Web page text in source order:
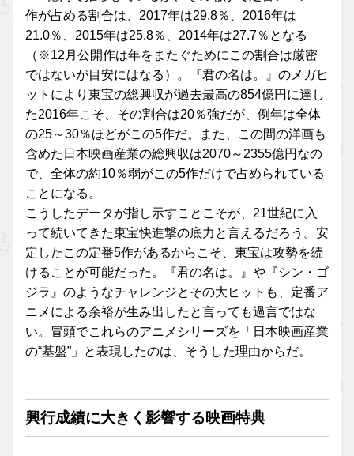
作が占める割合は、2017年は29.8％、2016年は
21.0％、2015年は25.8％、2014年は27.7％となる
（※12月公開作は年をまたぐためにこの割合は厳密
ではないが目安にはなる）。『君の名は。』のメガヒ
ットにより東宝の総興収が過去最高の854億円に達し
た2016年こそ、その割合は20％強だが、例年は全体
の25～30％ほどがこの5作だ。また、この間の洋画も
含めた日本映画産業の総興収は2070～2355億円なの
で、全体の約10％弱がこの5作だけで占められている
ことになる。
こうしたデータが指し示すことこそが、21世紀に入
って続いてきた東宝快進撃の底力と言えるだろう。安
定したこの定番5作があるからこそ、東宝は攻勢を続
けることが可能だった。『君の名は。』や『シン・ゴ
ジラ』のようなチャレンジとその大ヒットも、定番ア
ニメによる余裕が生み出したと言っても過言ではな
い。冒頭でこれらのアニメシリーズを「日本映画産業
の“基盤”」と表現したのは、そうした理由からだ。
興行成績に大きく影響する映画特典